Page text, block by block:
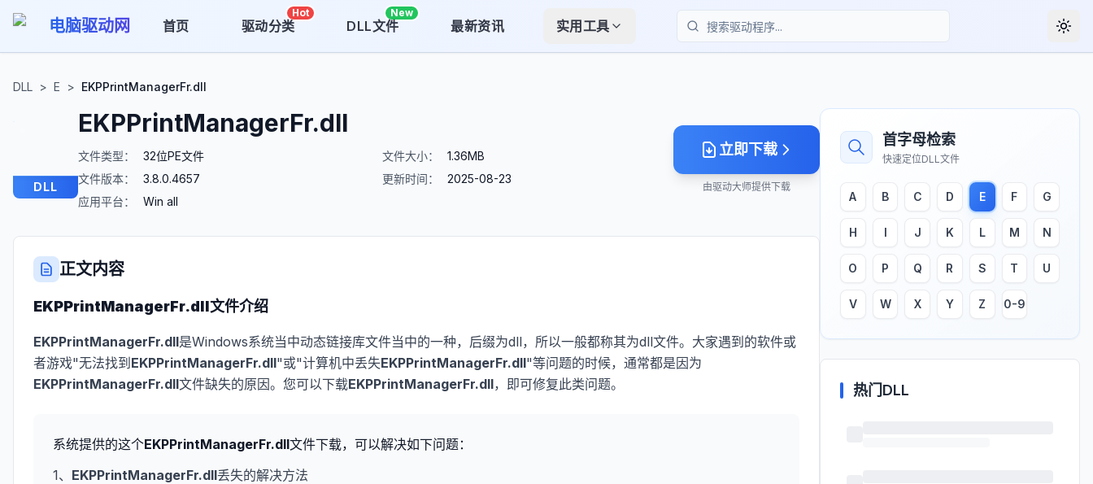
电脑驱动网 首页 驱动分类
Hot
DLL文件
New
最新资讯
实用工具
搜索
DLL > E > EKPPrintManagerFr.dll
DLL
EKPPrintManagerFr.dll
文件类型：
32位PE文件
文件版本：
3.8.0.4657
应用平台：
Win all
文件大小：
1.36MB
更新时间：
2025-08-23
立即下载
由驱动大师提供下载
正文内容
EKPPrintManagerFr.dll文件介绍
EKPPrintManagerFr.dll是Windows系统当中动态链接库文件当中的一种，后缀为dll，所以一般都称其为dll文件。大家遇到的软件或
者游戏"无法找到 EKPPrintManagerFr.dll"或"计算机中丢失EKPPrintManagerFr.dll"等问题的时候，通常都是因为
EKPPrintManagerFr.dll文件缺失的原因。您可以下载EKPPrintManagerFr.dll，即可修复此类问题。
系统提供的这个EKPPrintManagerFr.dll文件下载，可以解决如下问题：
1、 EKPPrintManagerFr.dll丢失的解决方法
首字母检索
快速定位DLL文件
A B C D E F G
H I J K L M N
O P Q R S T U
V W X Y Z 0-9
热门DLL